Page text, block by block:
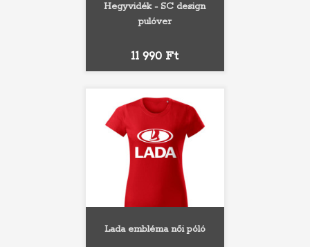
Hegyvidék - SC design
pulóver
Ár
11 990 Ft
Lada embléma női póló